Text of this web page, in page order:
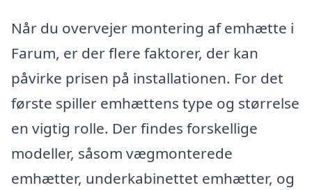
Når du overvejer montering af emhætte i
Farum, er der flere faktorer, der kan
påvirke prisen på installationen. For det
første spiller emhættens type og størrelse
en vigtig rolle. Der findes forskellige
modeller, såsom vægmonterede
emhætter, underkabinettet emhætter, og